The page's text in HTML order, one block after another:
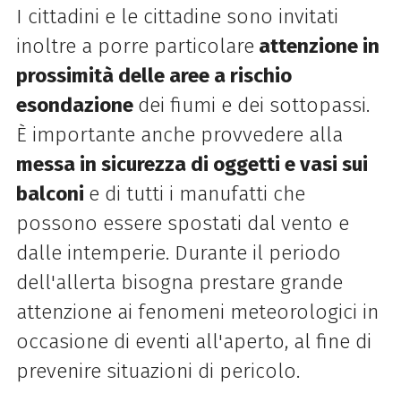
I cittadini e le cittadine sono invitati
inoltre a porre particolare attenzione in
prossimità delle aree a rischio
esondazione dei fiumi e dei sottopassi.
È importante anche provvedere alla
messa in sicurezza di oggetti e vasi sui
balconi e di tutti i manufatti che
possono essere spostati dal vento e
dalle intemperie. Durante il periodo
dell'allerta bisogna prestare grande
attenzione ai fenomeni meteorologici in
occasione di eventi all'aperto, al fine di
prevenire situazioni di pericolo.